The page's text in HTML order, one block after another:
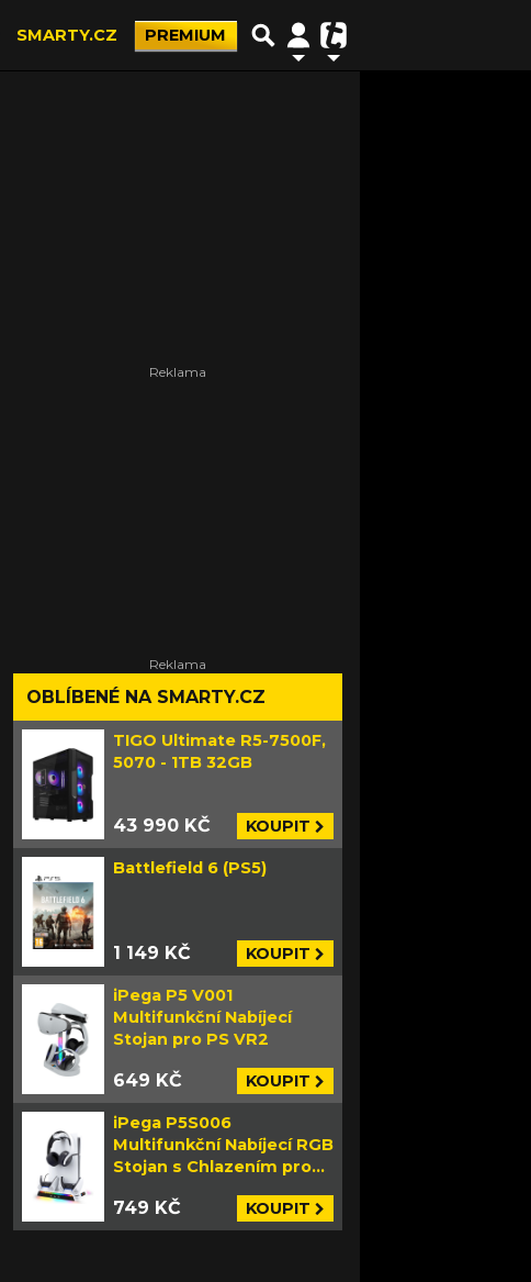
SMARTY.CZ PREMIUM
OBLÍBENÉ NA SMARTY.CZ
TIGO Ultimate R5-7500F,
5070 - 1TB 32GB
43 990 KČ KOUPIT
Battlefield 6 (PS5)
1 149 KČ KOUPIT
iPega P5 V001
Multifunkční Nabíjecí
Stojan pro PS VR2
649 KČ KOUPIT
iPega P5S006
Multifunkční Nabíjecí RGB
Stojan s Chlazením pro
749 KČ KOUPIT